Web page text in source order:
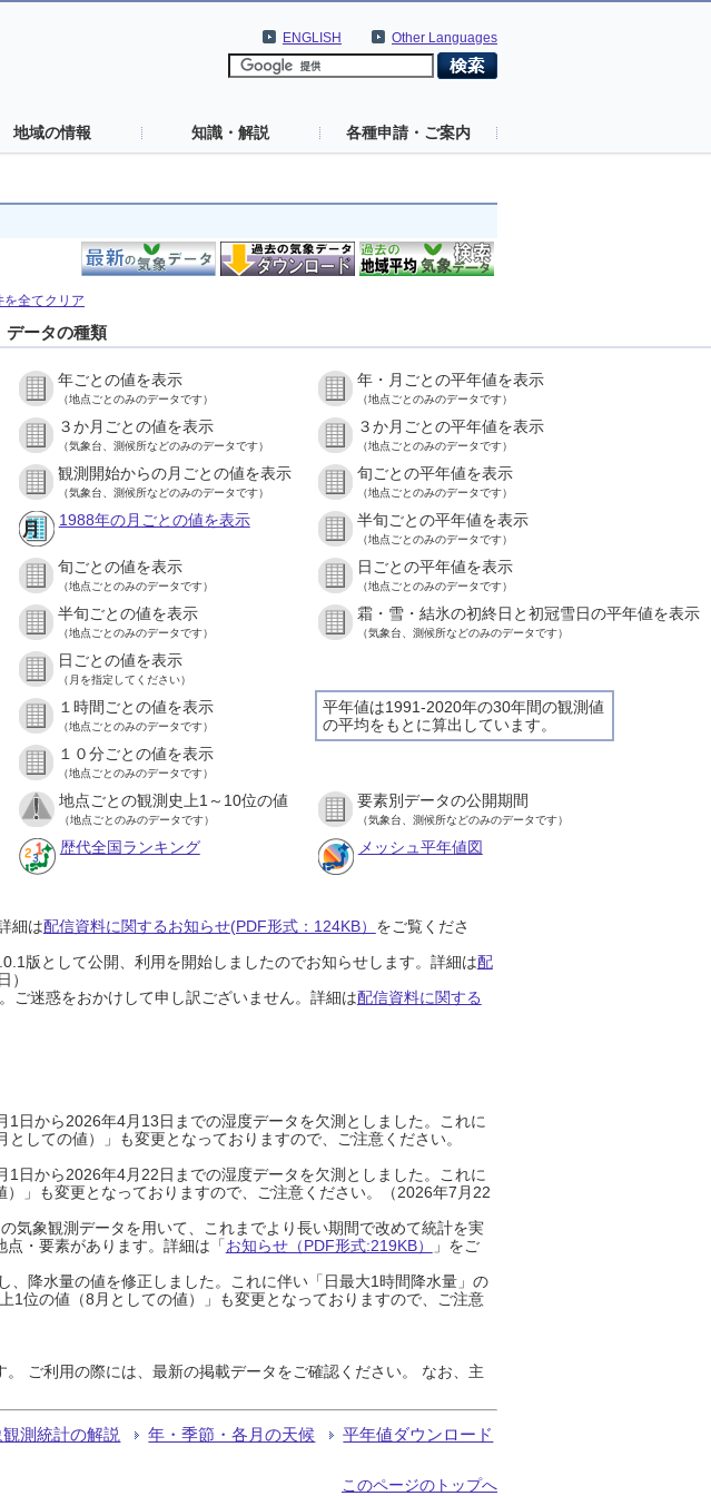
Other Languages
ENGLISH
地域の情報 知識・解説 各種申請・ご案内
を全てクリア
データの種類
年ごとの値を表示
（地点ごとのみのデータです）
年・月ごとの平年値を表示
（地点ごとのみのデータです）
３か月ごとの値を表示
（気象台、測候所などのみのデータです）
３か月ごとの平年値を表示
（地点ごとのみのデータです）
観測開始からの月ごとの値を表示
（気象台、測候所などのみのデータです）
旬ごとの平年値を表示
（地点ごとのみのデータです）
1988年の月ごとの値を表示 半旬ごとの平年値を表示
（地点ごとのみのデータです）
旬ごとの値を表示
（地点ごとのみのデータです）
日ごとの平年値を表示
（地点ごとのみのデータです）
半旬ごとの値を表示
（地点ごとのみのデータです）
霜・雪・結氷の初終日と初冠雪日の平年値を表示
（気象台、測候所などのみのデータです）
日ごとの値を表示
（月を指定してください）
平年値は1991-2020年の30年間の観測値
の平均をもとに算出しています。
１時間ごとの値を表示
（地点ごとのみのデータです）
１０分ごとの値を表示
（地点ごとのみのデータです）
地点ごとの観測史上1～10位の値
（地点ごとのみのデータです）
要素別データの公開期間
（気象台、測候所などのみのデータです）
歴代全国ランキング メッシュ平年値図
細は配信資料に関するお知らせ(PDF形式：124KB） をご覧くださ
版として公開、利用を開始しましたのでお知らせします。詳細は配
）
ご迷惑をおかけして申し訳ございません。詳細は配信資料に関する
日から2026年4月13日までの湿度データを欠測としました。これに
しての値）」も変更となっておりますので、ご注意ください。
日から2026年4月22日までの湿度データを欠測としました。これに
」も変更となっておりますので、ご注意ください。（2026年7月22
気象観測データを用いて、これまでより長い期間で改めて統計を実
・要素があります。詳細は「お知らせ（PDF形式:219KB）
」をご
降水量の値を修正しました。これに伴い「日最大1時間降水量」の
1位の値（8月としての値）」も変更となっておりますので、ご注意
ご利用の際には、最新の掲載データをご確認ください。 なお、主
測統計の解説 年・季節・各月の天候 平年値ダウンロード
このページのトップへ